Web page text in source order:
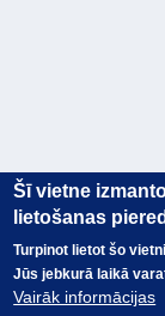
© Valsts kase 2017
Visas tiesības
Šī vietne
lietošanas
Turpinot lietot šo
Jūs jebkurā laikā
Vairāk informācijas